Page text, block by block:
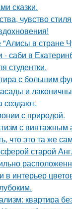
сказки.
чувство
"Алисы в стране
саби в
студентки.
с большим
и
создают.
с природой.
с винтажным
что это та же
старой
в интерьер
квартира